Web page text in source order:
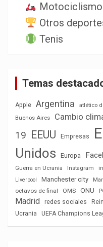
Motociclismo
Otros
Tenis
Temas
Apple Argentina atlético
Buenos Aires
Cambio
19
EEUU Empresas
Unidos
Europa
Guerra en Ucrania Instagram
Liverpool Manchester city
octavos de final OMS ONU
Madrid
redes sociales
Ucrania
UEFA Champions